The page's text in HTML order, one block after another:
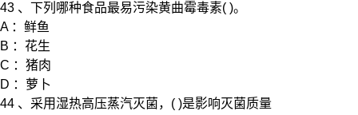
43 、下列哪种食品最易污染黄曲霉毒素( )。
A ：鲜鱼
B ：花生
C ：猪肉
D ：萝卜
44 、采用湿热高压蒸汽灭菌，( )是影响灭菌质量